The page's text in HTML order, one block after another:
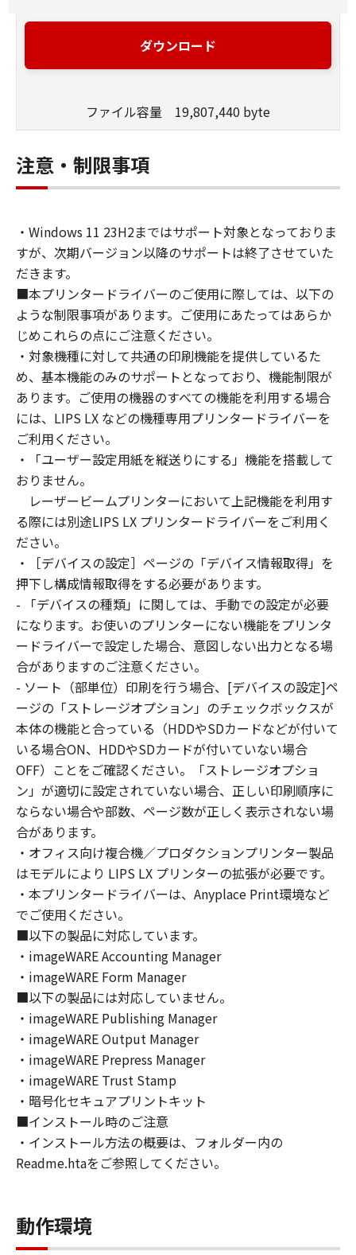
ンピューター（以下「指定機器」と言いま
す。）において、「本ソフトウェア」を使用
ること、アクセスすること、もしくは実行する
の非独占的権利をお客様に対して許諾します。
お客様は、また「指定機器」にネットワークを
通じて接続されたコンピューター上で、かかる
ェア」を使用させることができますが、かかる
コンピューターの使用者に本契約書上の義務お
よび条件を遵守させるとともに、その履行に関
し全責任を負うことを条件とします。
(2) お客様は、上記(1)に基づいて「本ソフトウ
ェア」を使用するためのバックアップとして、
「本ソフトウェア」を１部、複製することがで
きます。
(3) 上記(1)および(2)に定める場合を除き、キヤ
ノンまたはキヤノンのライセンサーのいかなる
知的財産権も、明示たると黙示たるとを問わ
ず、本契約書によってお客様に譲渡あるいは許
諾されるものではありません。
２．制限
(1) お客様は、再使用許諾、譲渡、販売、頒
布、リースもしくは貸与その他の方法により、
第三者に「本ソフトウェア」を使用させること
はできません。
(2) お客様は、「本ソフトウェア」の全部また
は一部を修正、改変、逆コンパイル、逆アセン
ブル、その他リバースエンジニアリング等する
ことはできません。また第三者にこのような行
為をさせてはなりません。
３．著作権表示
お客様は、「本ソフトウェア」に含まれるキヤ
ノンまたはキヤノンのライセンサーの著作権表
示を変更し、除去しもしくは削除してはなりま
せん。
４．所有権
「本ソフトウェア」に係る権原および所有権
は、その内容によりキヤノンまたはキヤノンの
ライセンサーに帰属します。
５．輸出
お客様は、日本国政府または関連する外国政府
より必要な許可等を得ることなしに、「本ソフ
トウェア」の全部または一部を、直接または間
接に輸出してはなりません。
６．サポートおよびアップデート
キヤノン、キヤノンの子会社、関係会社、それ
らの販売代理店および販売店、並びにキヤノン
のライセンサーは、お客様による「本ソフトウ
ェア」の使用を支援すること、および「本ソフ
トウェア」に対してアップデート、バグの修正
あるいはサポートを行うことについて、いかな
る責任も負うものではありません。
７．保証の否認・免責
(1) 「本ソフトウェア」は、『現状のまま』の
状態で使用許諾されます。キヤノン、キヤノン
のライセンサー、キヤノンの子会社、キヤノン
の関連会社、それらの販売代理店または販売店
め、いかなる保証も、明示たると黙示たるとを
問わず一切しないものとします。
ダウンロード
ファイル容量 19,807,440 byte
注意・制限事項
・Windows 11 23H2まではサポート対象となっておりま
すが、次期バージョン以降のサポートは終了させていた
だきます。
■本プリンタードライバーのご使用に際しては、以下の
ような制限事項があります。ご使用にあたってはあらか
じめこれらの点にご注意ください。
・対象機種に対して共通の印刷機能を提供しているた
め、基本機能のみのサポートとなっており、機能制限が
あります。ご使用の機器のすべての機能を利用する場合
には、LIPS LX などの機種専用プリンタードライバーを
ご利用ください。
・「ユーザー設定用紙を縦送りにする」機能を搭載して
おりません。
レーザービームプリンターにおいて上記機能を利用す
る際には別途LIPS LX プリンタードライバーをご利用く
ださい。
・［デバイスの設定］ページの「デバイス情報取得」を
押下し構成情報取得をする必要があります。
- 「デバイスの種類」に関しては、手動での設定が必要
になります。お使いのプリンターにない機能をプリンタ
ードライバーで設定した場合、意図しない出力となる場
合がありますのご注意ください。
- ソート（部単位）印刷を行う場合、[デバイスの設定]ペ
ージの「ストレージオプション」のチェックボックスが
本体の機能と合っている（HDDやSDカードなどが付いて
いる場合ON、HDDやSDカードが付いていない場合
OFF）ことをご確認ください。「ストレージオプショ
ン」が適切に設定されていない場合、正しい印刷順序に
ならない場合や部数、ページ数が正しく表示されない場
合があります。
・オフィス向け複合機／プロダクションプリンター製品
はモデルにより LIPS LX プリンターの拡張が必要です。
・本プリンタードライバーは、Anyplace Print環境など
でご使用ください。
■以下の製品に対応しています。
・imageWARE Accounting Manager
・imageWARE Form Manager
■以下の製品には対応していません。
・imageWARE Publishing Manager
・imageWARE Output Manager
・imageWARE Prepress Manager
・imageWARE Trust Stamp
・暗号化セキュアプリントキット
■インストール時のご注意
・インストール方法の概要は、フォルダー内の
Readme.htaをご参照してください。
動作環境